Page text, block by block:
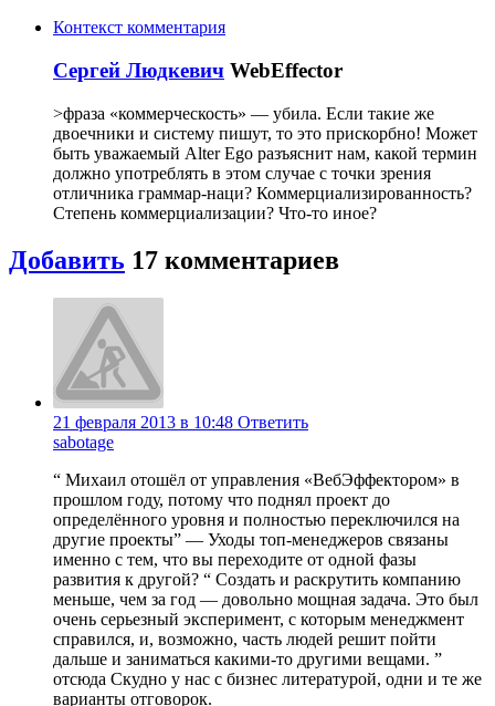
Контекст комментария
Сергей Людкевич WebEffector
>фраза «коммерческость» — убила. Если такие же
двоечники и систему пишут, то это прискорбно! Может
быть уважаемый Alter Ego разъяснит нам, какой термин
должно употреблять в этом случае с точки зрения
отличника граммар-наци? Коммерциализированность?
Степень коммерциализации? Что-то иное?
Добавить 17 комментариев
21 февраля 2013 в 10:48 Ответить
sabotage
“ Михаил отошёл от управления «ВебЭффектором» в
прошлом году, потому что поднял проект до
определённого уровня и полностью переключился на
другие проекты” — Уходы топ-менеджеров связаны
именно с тем, что вы переходите от одной фазы
развития к другой? “ Создать и раскрутить компанию
меньше, чем за год — довольно мощная задача. Это был
очень серьезный эксперимент, с которым менеджмент
справился, и, возможно, часть людей решит пойти
дальше и заниматься какими-то другими вещами. ”
отсюда Скудно у нас с бизнес литературой, одни и те же
варианты отговорок.